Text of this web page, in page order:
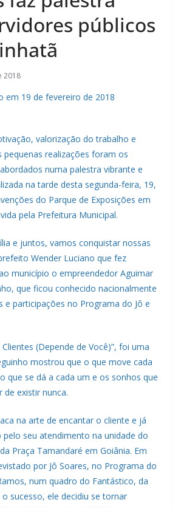
públicos
2018
em 19 de fevereiro de 2018
valorização do trabalho e
pequenas realizações foram os
numa palestra vibrante e
na tarde desta segunda-feira, 19,
do Parque de Exposições em
pela Prefeitura Municipal.
e juntos, vamos conquistar nossas
Wender Luciano que fez
município o empreendedor Aguimar
que ficou conhecido nacionalmente
e participações no Programa do Jô e
(Depende de Você)”, foi uma
mostrou que o que move cada
que se dá a cada um e os sonhos que
de existir nunca.
na arte de encantar o cliente e já
pelo seu atendimento na unidade do
Praça Tamandaré em Goiânia. Em
por Jô Soares, no Programa do
num quadro do Fantástico, da
o sucesso, ele decidiu se tornar